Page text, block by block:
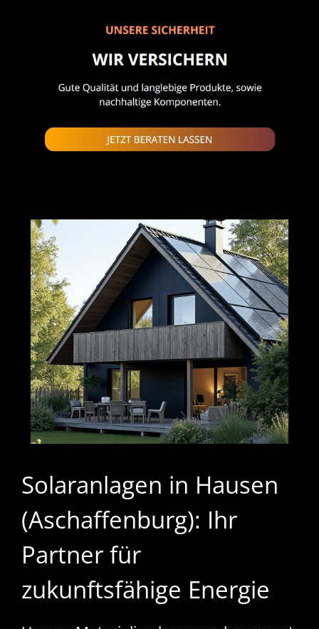
Solaranlagen in Hausen
(Aschaffenburg): Ihr
Partner für
zukunftsfähige Energie